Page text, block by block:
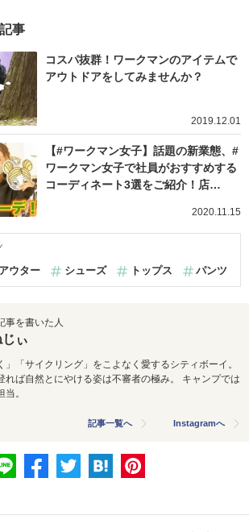
事
コスパ抜群！ワークマンのアイテムで
アウトドアをしてみませんか？
2019.12.01
【#ワークマン女子】話題の新業態、#
ワークマン女子で社員がおすすめする
コーディネート3選をご紹介！店…
2020.11.15
アウター シューズ トップス パンツ
事を書いた人
じぃ
」「サイクリング」をこよなく愛するシティボーイ。
れば自然とにやける姿は不審者の極み。 キャンプでは
当。
記事一覧へ Instagramへ